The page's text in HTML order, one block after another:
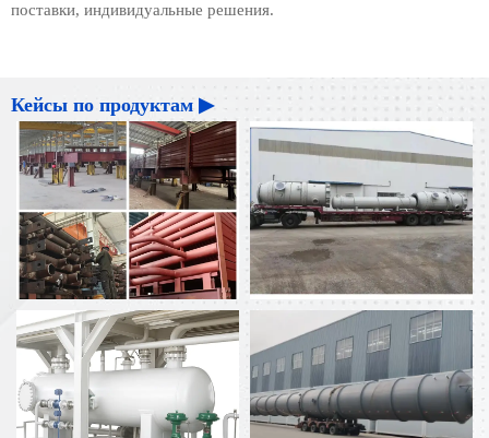
поставки, индивидуальные решения.
Кейсы по продуктам ▶